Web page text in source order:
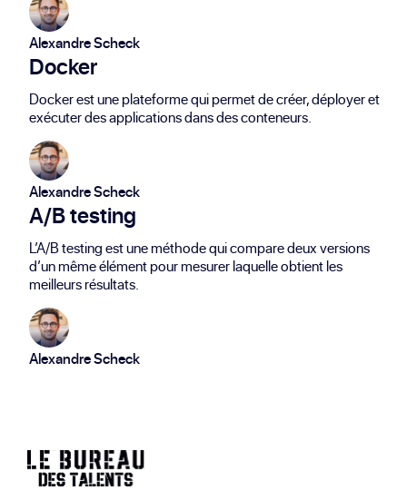
Alexandre Scheck
Docker
Docker est une plateforme qui permet de créer, déployer et
exécuter des applications dans des conteneurs.
Alexandre Scheck
A/B testing
L’A/B testing est une méthode qui compare deux versions
d’un même élément pour mesurer laquelle obtient les
meilleurs résultats.
Alexandre Scheck